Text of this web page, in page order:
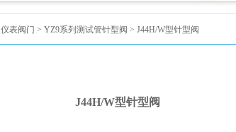
仪表阀门 > YZ9系列测试管针型阀 > J44H/W型针型阀
J44H/W型针型阀